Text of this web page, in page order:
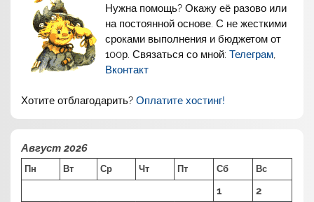
Нужна помощь? Окажу её разово или
на постоянной основе. С не жесткими
сроками выполнения и бюджетом от
100р. Связаться со мной:Телеграм,
Вконтакт
Хотите отблагодарить?Оплатите хостинг!
Август 2026
Пн Вт Ср Чт Пт Сб Вс
1
2